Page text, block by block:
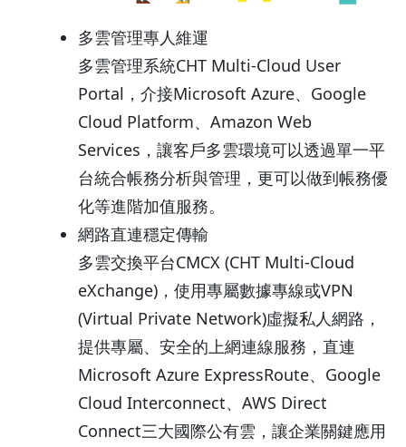
多雲管理專人維運
多雲管理系統CHT Multi-Cloud User
Portal，介接Microsoft Azure、Google
Cloud Platform、Amazon Web
Services，讓客戶多雲環境可以透過單一平
台統合帳務分析與管理，更可以做到帳務優
化等進階加值服務。
網路直連穩定傳輸
多雲交換平台CMCX (CHT Multi-Cloud
eXchange)，使用專屬數據專線或VPN
(Virtual Private Network)虛擬私人網路，
提供專屬、安全的上網連線服務，直連
Microsoft Azure ExpressRoute、Google
Cloud Interconnect、AWS Direct
Connect三大國際公有雲，讓企業關鍵應用